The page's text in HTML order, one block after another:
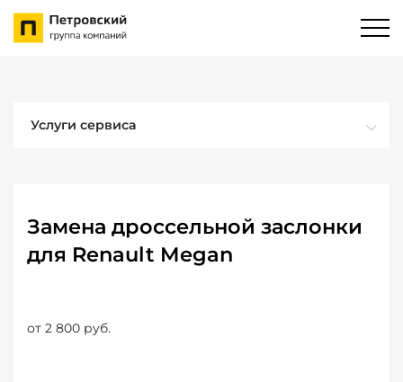
Услуги сервиса
Замена дроссельной заслонки
для Renault Megan
от 2 800 руб.